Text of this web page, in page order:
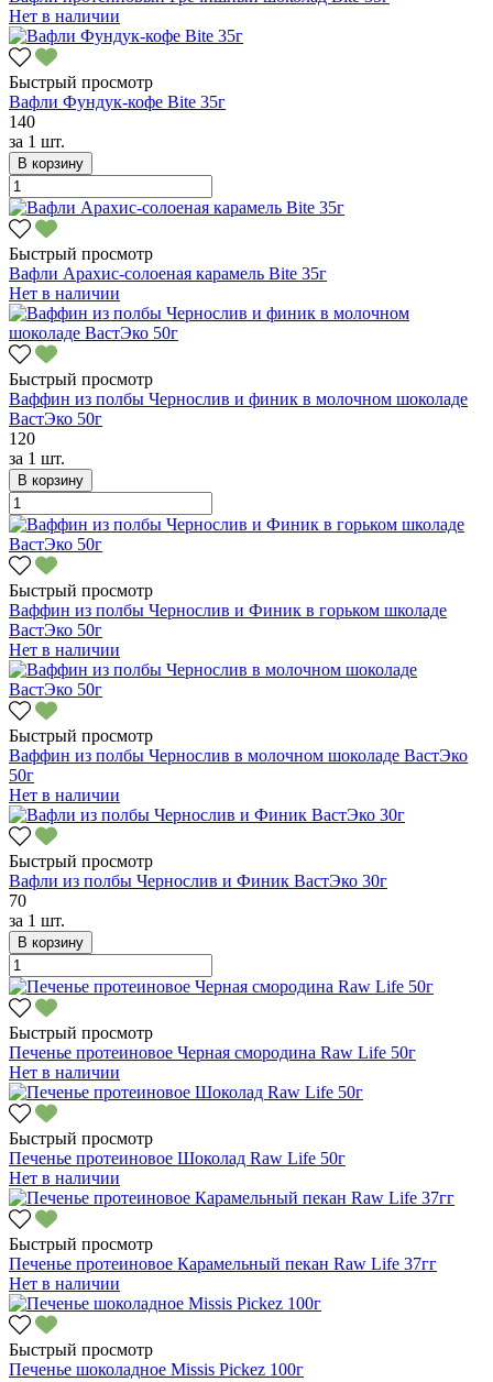
Нет в наличии
Быстрый просмотр
Вафли Фундук-кофе Bite 35г
140
за 1 шт.
В корзину
Быстрый просмотр
Вафли Арахис-солоеная карамель Bite 35г
Нет в наличии
Быстрый просмотр
Ваффин из полбы Чернослив и финик в молочном шоколаде
ВастЭко 50г
120
за 1 шт.
В корзину
Быстрый просмотр
Ваффин из полбы Чернослив и Финик в горьком школаде
ВастЭко 50г
Нет в наличии
Быстрый просмотр
Ваффин из полбы Чернослив в молочном шоколаде ВастЭко
50г
Нет в наличии
Быстрый просмотр
Вафли из полбы Чернослив и Финик ВастЭко 30г
70
за 1 шт.
В корзину
Быстрый просмотр
Печенье протеиновое Черная смородина Raw Life 50г
Нет в наличии
Быстрый просмотр
Печенье протеиновое Шоколад Raw Life 50г
Нет в наличии
Быстрый просмотр
Печенье протеиновое Карамельный пекан Raw Life 37гг
Нет в наличии
Быстрый просмотр
Печенье шоколадное Missis Pickez 100г